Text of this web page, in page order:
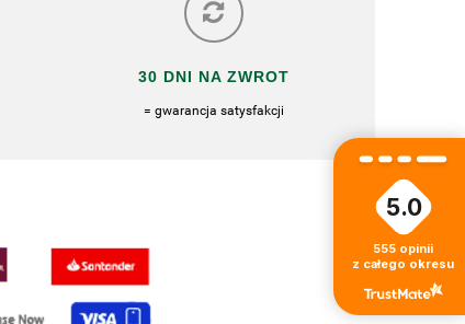
30 DNI NA ZWROT
= gwarancja satysfakcji
5.0
555 opinii
z całego okresu